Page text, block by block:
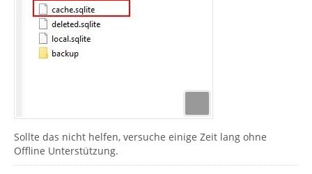
Sollte das nicht helfen, versuche einige Zeit lang ohne
Offline Unterstützung.